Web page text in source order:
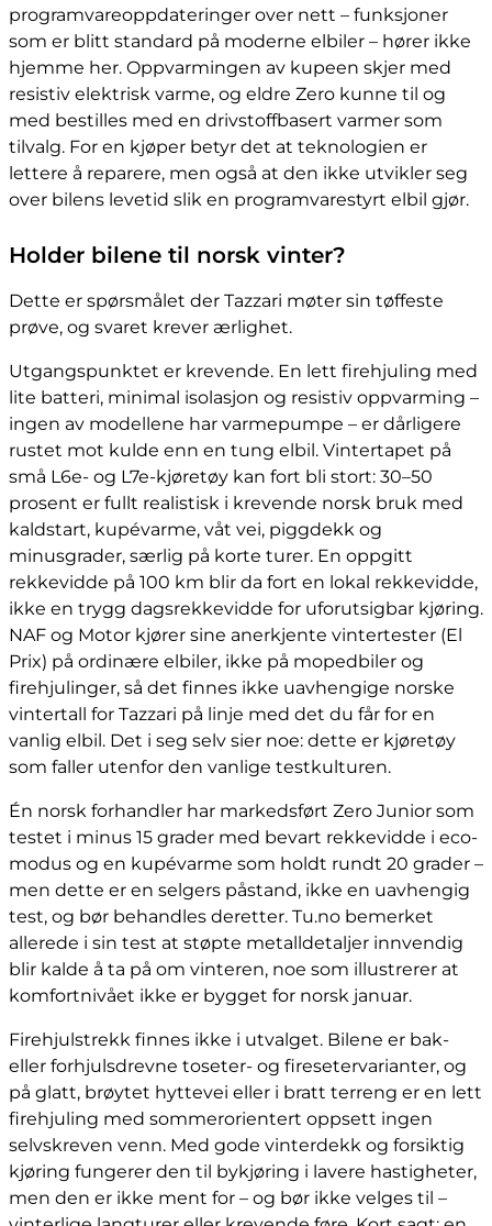
programvareoppdateringer over nett – funksjoner
som er blitt standard på moderne elbiler – hører ikke
hjemme her. Oppvarmingen av kupeen skjer med
resistiv elektrisk varme, og eldre Zero kunne til og
med bestilles med en drivstoffbasert varmer som
tilvalg. For en kjøper betyr det at teknologien er
lettere å reparere, men også at den ikke utvikler seg
over bilens levetid slik en programvarestyrt elbil gjør.
Holder bilene til norsk vinter?
Dette er spørsmålet der Tazzari møter sin tøffeste
prøve, og svaret krever ærlighet.
Utgangspunktet er krevende. En lett firehjuling med
lite batteri, minimal isolasjon og resistiv oppvarming –
ingen av modellene har varmepumpe – er dårligere
rustet mot kulde enn en tung elbil. Vintertapet på
små L6e- og L7e-kjøretøy kan fort bli stort: 30–50
prosent er fullt realistisk i krevende norsk bruk med
kaldstart, kupévarme, våt vei, piggdekk og
minusgrader, særlig på korte turer. En oppgitt
rekkevidde på 100 km blir da fort en lokal rekkevidde,
ikke en trygg dagsrekkevidde for uforutsigbar kjøring.
NAF og Motor kjører sine anerkjente vintertester (El
Prix) på ordinære elbiler, ikke på mopedbiler og
firehjulinger, så det finnes ikke uavhengige norske
vintertall for Tazzari på linje med det du får for en
vanlig elbil. Det i seg selv sier noe: dette er kjøretøy
som faller utenfor den vanlige testkulturen.
Én norsk forhandler har markedsført Zero Junior som
testet i minus 15 grader med bevart rekkevidde i eco-
modus og en kupévarme som holdt rundt 20 grader –
men dette er en selgers påstand, ikke en uavhengig
test, og bør behandles deretter. Tu.no bemerket
allerede i sin test at støpte metalldetaljer innvendig
blir kalde å ta på om vinteren, noe som illustrerer at
komfortnivået ikke er bygget for norsk januar.
Firehjulstrekk finnes ikke i utvalget. Bilene er bak-
eller forhjulsdrevne toseter- og firesetervarianter, og
på glatt, brøytet hyttevei eller i bratt terreng er en lett
firehjuling med sommerorientert oppsett ingen
selvskreven venn. Med gode vinterdekk og forsiktig
kjøring fungerer den til bykjøring i lavere hastigheter,
men den er ikke ment for – og bør ikke velges til –